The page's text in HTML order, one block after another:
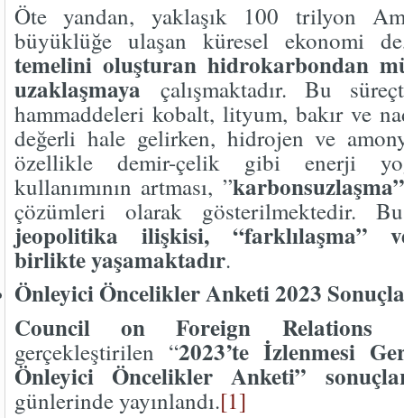
Öte yandan, yaklaşık 100 trilyon
büyüklüğe ulaşan küresel ekonomi
temelini oluşturan hidrokarbondan
uzaklaşmaya çalışmaktadır. Bu
hammaddeleri kobalt, lityum, bakır ve
değerli hale gelirken, hidrojen ve
özellikle demir-çelik gibi enerji
kullanımının artması, ”
çözümleri olarak gösterilmektedir.
jeopolitika ilişkisi, “farklılaşma”
birlikte yaşamaktadır.
Önleyici Öncelikler Anketi 2023
Council on Foreign Relations
gerçekleştirilen “2023’te İzlenmesi
Önleyici Öncelikler Anketi”
günlerinde yayınlandı.[1]